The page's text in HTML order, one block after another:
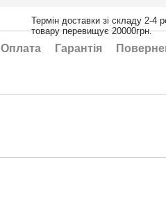
Термін доставки зі складу 2-4
товару перевищує 20000грн.
Оплата Гарантія